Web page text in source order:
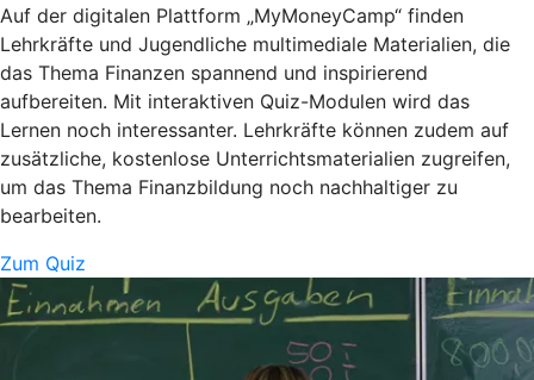
Auf der digitalen Plattform „MyMoneyCamp“ finden
Lehrkräfte und Jugendliche multimediale Materialien, die
das Thema Finanzen spannend und inspirierend
aufbereiten. Mit interaktiven Quiz-Modulen wird das
Lernen noch interessanter. Lehrkräfte können zudem auf
zusätzliche, kostenlose Unterrichtsmaterialien zugreifen,
um das Thema Finanzbildung noch nachhaltiger zu
bearbeiten.
Zum Quiz